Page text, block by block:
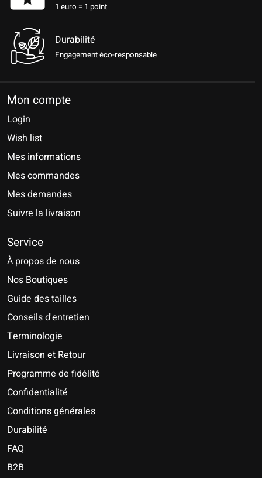
1 euro = 1 point
Durabilité
Engagement éco-responsable
Mon compte
Login
Wish list
Mes informations
Mes commandes
Mes demandes
Suivre la livraison
Service
À propos de nous
Nos Boutiques
Guide des tailles
Conseils d'entretien
Terminologie
Livraison et Retour
Programme de fidélité
Confidentialité
Conditions générales
Durabilité
FAQ
B2B